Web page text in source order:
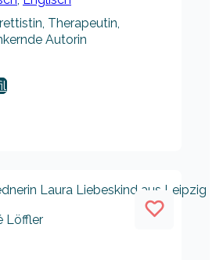
Therapeutin,
Autorin
Löffler